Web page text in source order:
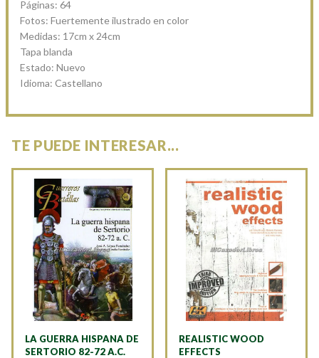
Páginas: 64
Fotos: Fuertemente ilustrado en color
Medidas: 17cm x 24cm
Tapa blanda
Estado: Nuevo
Idioma: Castellano
TE PUEDE INTERESAR...
LA GUERRA HISPANA DE
SERTORIO 82-72 A.C.
REALISTIC WOOD
EFFECTS